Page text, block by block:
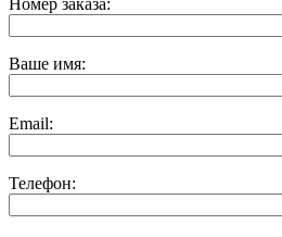
Номер заказа:
Ваше имя:
Email:
Телефон: